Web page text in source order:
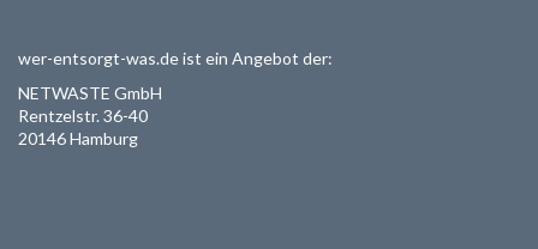
wer-entsorgt-was.de ist ein Angebot der:
NETWASTE GmbH
Rentzelstr. 36-40
20146 Hamburg